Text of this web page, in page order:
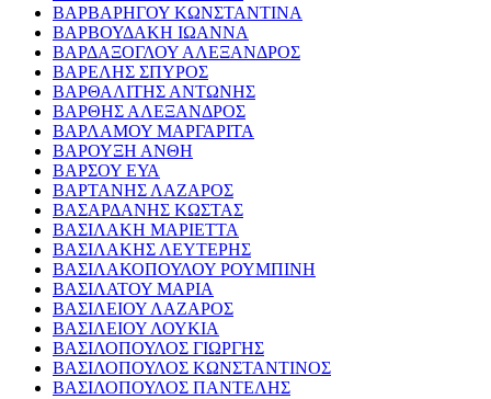
ΒΑΡΒΑΡΗΓΟΥ ΚΩΝΣΤΑΝΤΙΝΑ
ΒΑΡΒΟΥΔΑΚΗ ΙΩΑΝΝΑ
ΒΑΡΔΑΞΟΓΛΟΥ ΑΛΕΞΑΝΔΡΟΣ
ΒΑΡΕΛΗΣ ΣΠΥΡΟΣ
ΒΑΡΘΑΛΙΤΗΣ ΑΝΤΩΝΗΣ
ΒΑΡΘΗΣ ΑΛΕΞΑΝΔΡΟΣ
ΒΑΡΛΑΜΟΥ ΜΑΡΓΑΡΙΤΑ
ΒΑΡΟΥΞΗ ΑΝΘΗ
ΒΑΡΣΟΥ ΕΥΑ
ΒΑΡΤΑΝΗΣ ΛΑΖΑΡΟΣ
ΒΑΣΑΡΔΑΝΗΣ ΚΩΣΤΑΣ
ΒΑΣΙΛΑΚΗ ΜΑΡΙΕΤΤΑ
ΒΑΣΙΛΑΚΗΣ ΛΕΥΤΕΡΗΣ
ΒΑΣΙΛΑΚΟΠΟΥΛΟΥ ΡΟΥΜΠΙΝΗ
ΒΑΣΙΛΑΤΟΥ ΜΑΡΙΑ
ΒΑΣΙΛΕΙΟΥ ΛΑΖΑΡΟΣ
ΒΑΣΙΛΕΙΟΥ ΛΟΥΚΙΑ
ΒΑΣΙΛΟΠΟΥΛΟΣ ΓΙΩΡΓΗΣ
ΒΑΣΙΛΟΠΟΥΛΟΣ ΚΩΝΣΤΑΝΤΙΝΟΣ
ΒΑΣΙΛΟΠΟΥΛΟΣ ΠΑΝΤΕΛΗΣ